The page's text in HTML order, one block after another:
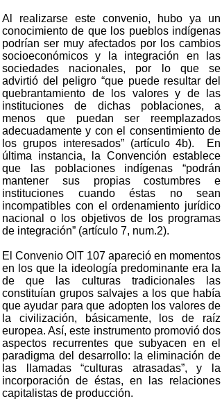
Al realizarse este convenio, hubo ya un
conocimiento de que los pueblos indígenas
podrían ser muy afectados por los cambios
socioeconómicos y la integración en las
sociedades nacionales, por lo que se
advirtió del peligro “que puede resultar del
quebrantamiento de los valores y de las
instituciones de dichas poblaciones, a
menos que puedan ser reemplazados
adecuadamente y con el consentimiento de
los grupos interesados” (artículo 4b). En
última instancia, la Convención establece
que las poblaciones indígenas “podrán
mantener sus propias costumbres e
instituciones cuando éstas no sean
incompatibles con el ordenamiento jurídico
nacional o los objetivos de los programas
de integración” (artículo 7, num.2).
El Convenio OIT 107 apareció en momentos
en los que la ideología predominante era la
de que las culturas tradicionales las
constituían grupos salvajes a los que había
que ayudar para que adopten los valores de
la civilización, básicamente, los de raíz
europea. Así, este instrumento promovió dos
aspectos recurrentes que subyacen en el
paradigma del desarrollo: la eliminación de
las llamadas “culturas atrasadas”, y la
incorporación de éstas, en las relaciones
capitalistas de producción.